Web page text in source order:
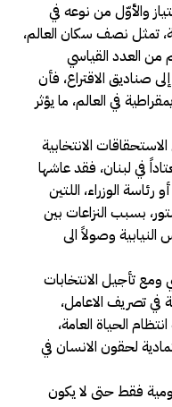
بامتياز والأوّل من نوعه في
حيث ستشهد أكثر من 60 دولة، تمثل نصف سكان العالم،
من العدد القياسي
صناديق الاقتراع، فأن
في العالم، ما يؤثر
الانتخابية
في لبنان، فقد عاشها
الوزراء، اللتين
بسبب النزاعات بين
النيابية وصولاً الى
ومع تأجيل الانتخابات
في تصريف الاعامل،
الحياة العامة،
لحقون الانسان في
فقط حتى لا يكون